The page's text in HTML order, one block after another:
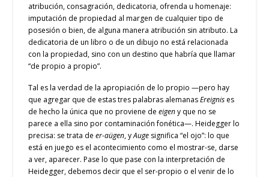
atribución, consagración, dedicatoria, ofrenda u homenaje:
imputación de propiedad al margen de cualquier tipo de
posesión o bien, de alguna manera atribución sin atributo. La
dedicatoria de un libro o de un dibujo no está relacionada
con la propiedad, sino con un destino que habría que llamar
“de propio a propio”.
Tal es la verdad de la apropiación de lo propio —pero hay
que agregar que de estas tres palabras alemanasEreignis es
de hecho la única que no proviene deeigeny que no se
parece a ella sino por contaminación fonética—. Heidegger lo
precisa: se trata deer-aügen, yAuge significa “el ojo”: lo que
está en juego es el acontecimiento como el mostrar-se, darse
a ver, aparecer. Pase lo que pase con la interpretación de
Heidegger, debemos decir que el ser-propio o el venir de lo